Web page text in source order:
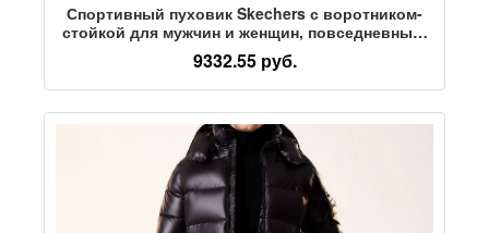
Спортивный пуховик Skechers с воротником-
стойкой для мужчин и женщин, повседневный,
ветрозащитный, водоотталкивающий,
устойчивый к пятнам, свободный, бархатный,
теплый и удобный
9332.55 руб.